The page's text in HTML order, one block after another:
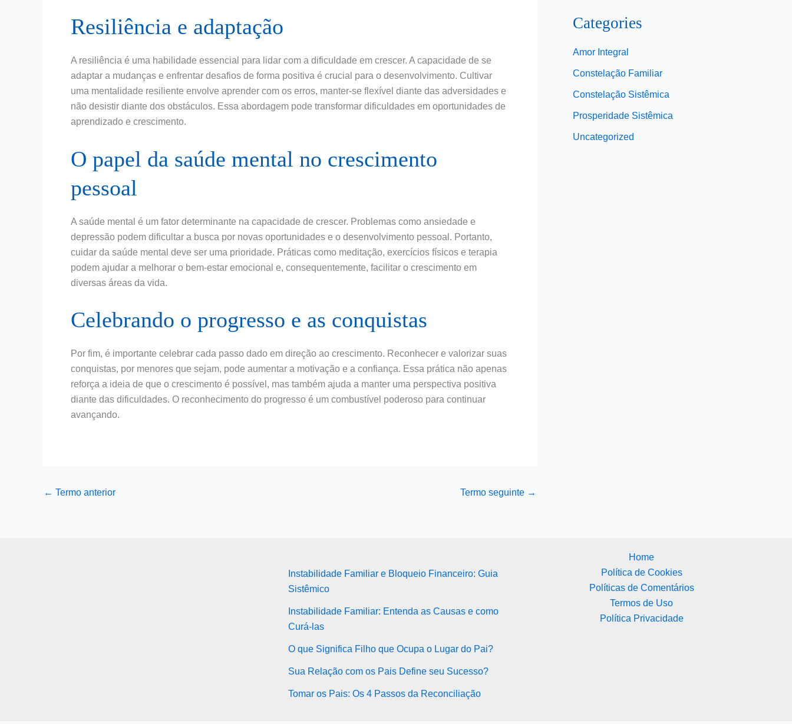
Resiliência e adaptação
A resiliência é uma habilidade essencial para lidar com a dificuldade em crescer. A capacidade de se
adaptar a mudanças e enfrentar desafios de forma positiva é crucial para o desenvolvimento. Cultivar
uma mentalidade resiliente envolve aprender com os erros, manter-se flexível diante das adversidades e
não desistir diante dos obstáculos. Essa abordagem pode transformar dificuldades em oportunidades de
aprendizado e crescimento.
O papel da saúde mental no crescimento
pessoal
A saúde mental é um fator determinante na capacidade de crescer. Problemas como ansiedade e
depressão podem dificultar a busca por novas oportunidades e o desenvolvimento pessoal. Portanto,
cuidar da saúde mental deve ser uma prioridade. Práticas como meditação, exercícios físicos e terapia
podem ajudar a melhorar o bem-estar emocional e, consequentemente, facilitar o crescimento em
diversas áreas da vida.
Celebrando o progresso e as conquistas
Por fim, é importante celebrar cada passo dado em direção ao crescimento. Reconhecer e valorizar suas
conquistas, por menores que sejam, pode aumentar a motivação e a confiança. Essa prática não apenas
reforça a ideia de que o crescimento é possível, mas também ajuda a manter uma perspectiva positiva
diante das dificuldades. O reconhecimento do progresso é um combustível poderoso para continuar
avançando.
← Termo anterior Termo seguinte →
Categories
Amor Integral
Constelação Familiar
Constelação Sistêmica
Prosperidade Sistêmica
Uncategorized
Instabilidade Familiar e Bloqueio Financeiro: Guia
Sistêmico
Instabilidade Familiar: Entenda as Causas e como
Curá-las
O que Significa Filho que Ocupa o Lugar do Pai?
Sua Relação com os Pais Define seu Sucesso?
Tomar os Pais: Os 4 Passos da Reconciliação
Home
Política de Cookies
Políticas de Comentários
Termos de Uso
Política Privacidade